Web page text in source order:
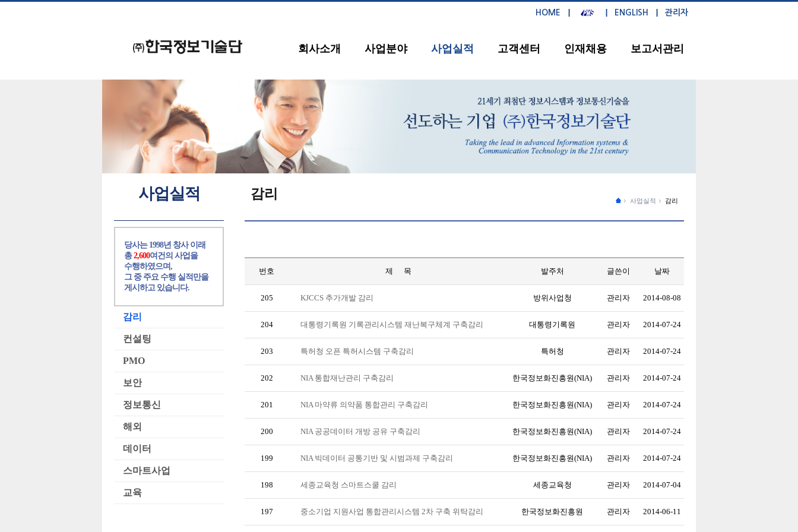
HOME ENGLISH 관리자
회사소개 사업분야 사업실적 고객센터 인재채용 보고서관리
사업실적 감리
감리
번호 제 목 발주처 글쓴이 날짜
205 KJCCS 추가개발 감리 방위사업청 관리자 2014-08-08
204 대통령기록원 기록관리시스템 재난복구체계 구축감리 대통령기록원 관리자 2014-07-24
203 특허청 오픈 특허시스템 구축감리 특허청 관리자 2014-07-24
202 NIA 통합재난관리 구축감리 한국정보화진흥원(NIA) 관리자 2014-07-24
201 NIA 마약류 의약품 통합관리 구축감리 한국정보화진흥원(NIA) 관리자 2014-07-24
200 NIA 공공데이터 개방 공유 구축감리 한국정보화진흥원(NIA) 관리자 2014-07-24
199 NIA 빅데이터 공통기반 및 시범과제 구축감리 한국정보화진흥원(NIA) 관리자 2014-07-24
198 세종교육청 스마트스쿨 감리 세종교육청 관리자 2014-07-04
197 중소기업 지원사업 통합관리시스템 2차 구축 위탁감리 한국정보화진흥원 관리자 2014-06-11
사업실적
당사는 1998년 창사 이래
총2,600여건의 사업을
수행하였으며,
그 중 주요 수행 실적만을
게시하고 있습니다.
감리
컨설팅
PMO
보안
정보통신
해외
데이터
스마트사업
교육